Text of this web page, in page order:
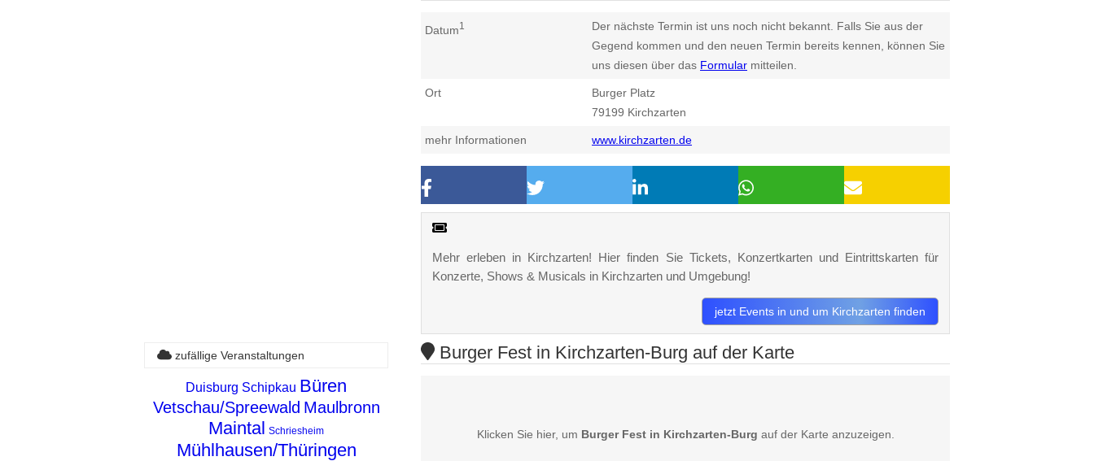
Datum1
Der nächste Termin ist uns noch nicht bekannt. Falls Sie aus der
Gegend kommen und den neuen Termin bereits kennen, können Sie
uns diesen über das Formular mitteilen.
Ort
Burger Platz
79199 Kirchzarten
mehr Informationen www.kirchzarten.de
Mehr erleben in Kirchzarten! Hier finden Sie Tickets, Konzertkarten und Eintrittskarten für
Konzerte, Shows & Musicals in Kirchzarten und Umgebung!
jetzt Events in und um Kirchzarten finden
Burger Fest in Kirchzarten-Burg auf der Karte
Klicken Sie hier, um Burger Fest in Kirchzarten-Burg auf der Karte anzuzeigen.
zufällige Veranstaltungen
Duisburg Schipkau Büren
Vetschau/Spreewald Maulbronn
Maintal Schriesheim
Mühlhausen/Thüringen